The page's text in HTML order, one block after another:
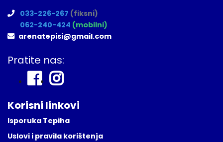
033-226-267 (fiksni)
062-240-424 (mobilni)
arenatepisi@gmail.com
Pratite nas:
Korisni linkovi
Isporuka Tepiha
Uslovi i pravila korištenja